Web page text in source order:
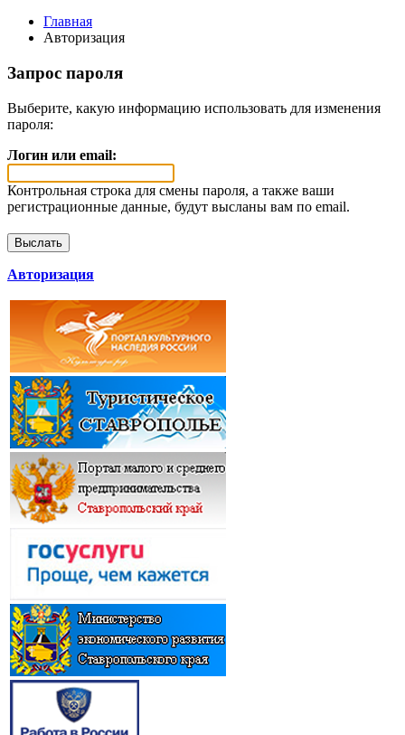
Главная
Авторизация
Запрос пароля
Выберите, какую информацию использовать для изменения
пароля:
Логин или email:
Контрольная строка для смены пароля, а также ваши
регистрационные данные, будут высланы вам по email.
Авторизация